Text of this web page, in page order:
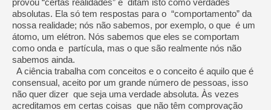
provou “certas realidades” e ditam isto como verdades
absolutas. Ela só tem respostas para o “comportamento” da
nossa realidade; nós não sabemos, por exemplo, o que é um
átomo, um elétron. Nós sabemos que eles se comportam
como onda e partícula, mas o que são realmente nós não
sabemos ainda.
A ciência trabalha com conceitos e o conceito é aquilo que é
consensual, aceito por um grande número de pessoas, isso
não quer dizer que seja uma verdade absoluta. Às vezes
acreditamos em certas coisas que não têm comprovação